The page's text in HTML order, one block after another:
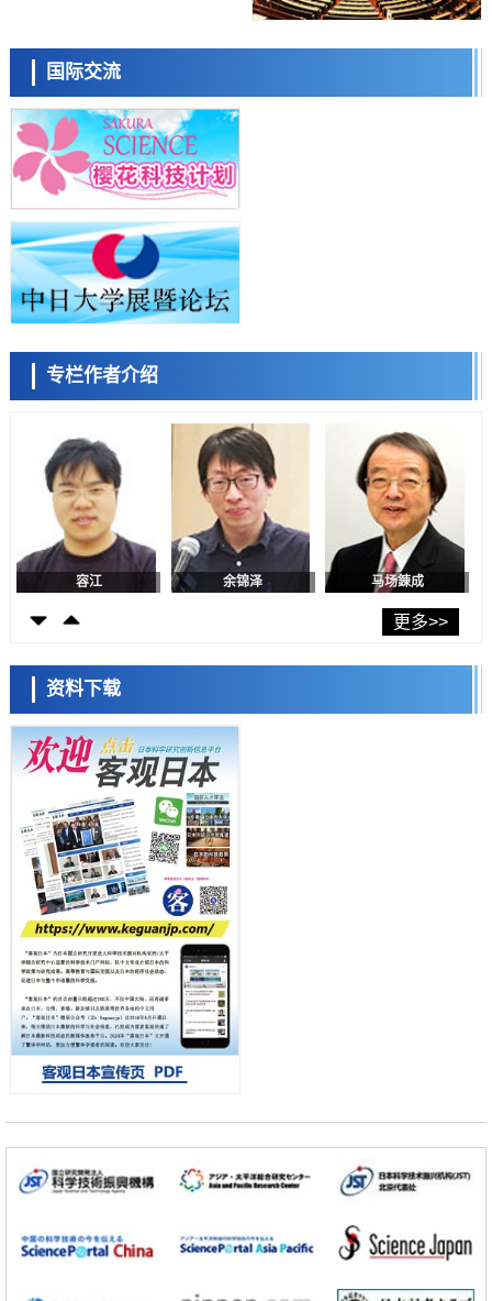
劣化抑制机制，为提升轮胎安全性与耐久性的材料设计开辟道路
科学研究
近畿大学等发现植物染料“日本茜”的红色成分可抑制老化与炎症，有望
成为新型功能性材料
科学研究
群马大学开发针对难治性癫痫的新型基因疗法，利用超小型GAD67启动
子抑制发作
科学研究
九州大学揭示夜间眼压升高机制：两种激素波动叠加所致
科学研究
东京都产技研采用新手法开发出可稳定工作至300℃的介电材料，已验
证电容器可在汽车发动机等高温环境下工作
经济・社会
日本生成式AI使用者占比一年内翻倍，但与中美德仍有较大差距
政策
日本修订首都直下型地震紧急对策：目标为死亡人数至少减半，重点强
化火灾防控
福井大学发现细胞记忆过往并抑制反应的机制，阐明即便DNA相同反应
迥异之谜
科学研究
神户大学确认口服癌症疫苗B440单药给药的安全性，在转移性尿路上皮
癌患者中开展临床试验
日本发布《令和8年版科学技术与创新白皮书》，解读第七期基本计划
首年度政策方向
科学研究
东京大学发现可诱导细胞死亡的新型信使物质
东京都健康长寿医疗中心跨器官揭示衰老过程中的糖链变化
科学研究
产总研无需石油利用松脂制备石墨前驱体，可作为电池电极材料
科学研究
东京大学和海上保安厅等发现南海海槽沿线板块边界锁定状态存在区域
差异
政策
日本第2次医疗研究开发调整费，根据一线实际情况和需求分配99.3亿
日元
科学研究
千叶大学鉴定出导致难治性疾病“肺高血压症”恶化的蛋白质“MYL9/12”，
会引发血管结构恶化
科学研究
京都大学高效生成光的构成单元“光子”，可应用于量子计算机
科学研究
开发出300亿年仅误差1秒的光晶格钟，构建网络将其打造为下一代社会
基础设施
经济・社会
科学研究
带大量基因的人工细胞
政策
展研究
国际交流
专栏作者介绍
流员
小岩井忠道
陈小牧 李鸥 安宁
容江 余锦泽 马场錬成
日本科学未来馆 科学交
流员
小岩井忠道 泷川 进
更多>>
资料下载